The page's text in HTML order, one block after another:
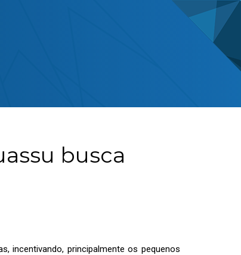
busca
incentivando, principalmente os pequenos